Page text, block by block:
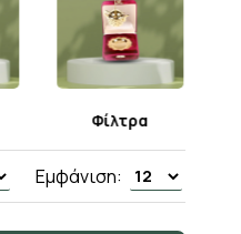
Φίλτρα
Εμφάνιση: